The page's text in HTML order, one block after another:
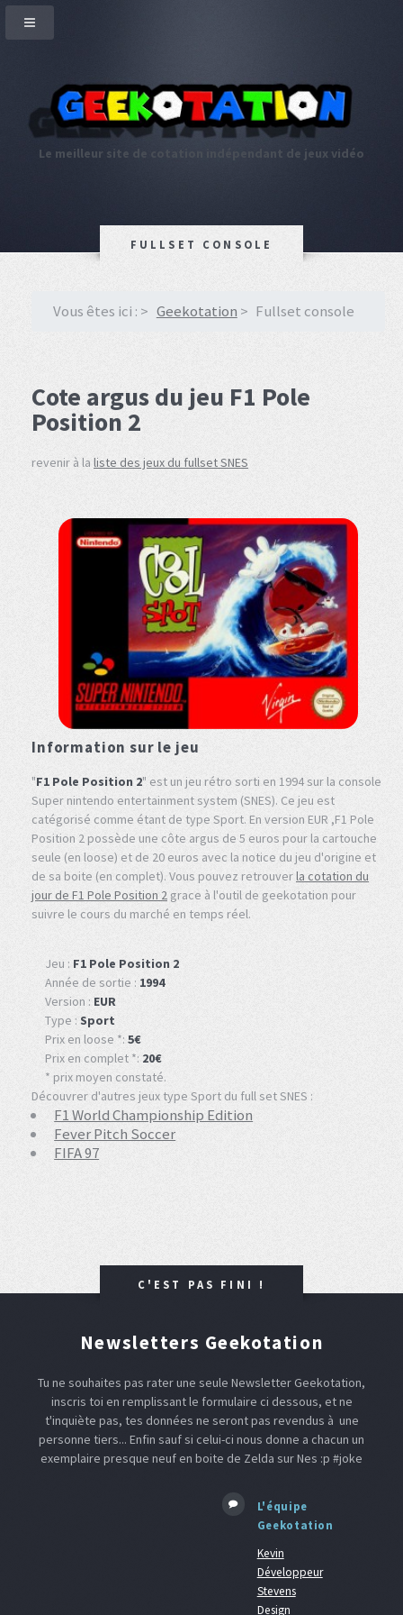
Le meilleur site de cotation indépendant de jeux vidéo
FULLSET CONSOLE
Vous êtes ici : Geekotation Fullset console
Cote argus du jeu F1 Pole
Position 2
revenir à la liste des jeux du fullset SNES
Information sur le jeu
"F1 Pole Position 2" est un jeu rétro sorti en 1994 sur la console
Super nintendo entertainment system (SNES). Ce jeu est
catégorisé comme étant de type Sport. En version EUR ,F1 Pole
Position 2 possède une côte argus de 5 euros pour la cartouche
seule (en loose) et de 20 euros avec la notice du jeu d'origine et
de sa boite (en complet). Vous pouvez retrouverla cotation du
jour de F1 Pole Position 2 grace à l'outil de geekotation pour
suivre le cours du marché en temps réel.
Jeu : F1 Pole Position 2
Année de sortie : 1994
Version : EUR
Type : Sport
Prix en loose *: 5€
Prix en complet *: 20€
* prix moyen constaté.
Découvrer d'autres jeux type Sport du full set SNES :
F1 World Championship Edition
Fever Pitch Soccer
FIFA 97
C'EST PAS FINI !
Newsletters Geekotation
Tu ne souhaites pas rater une seule Newsletter Geekotation,
inscris toi en remplissant le formulaire ci dessous, et ne
t'inquiète pas, tes données ne seront pas revendus à une
personne tiers... Enfin sauf si celui-ci nous donne a chacun un
exemplaire presque neuf en boite de Zelda sur Nes :p #joke
L'équipe
Geekotation
Kevin
Développeur
Stevens
Design